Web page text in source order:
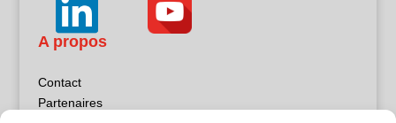
A propos
Contact
Partenaires